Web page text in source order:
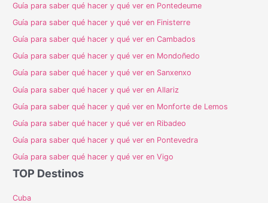
Guía para saber qué hacer y qué ver en Pontedeume
Guía para saber qué hacer y qué ver en Finisterre
Guía para saber qué hacer y qué ver en Cambados
Guía para saber qué hacer y qué ver en Mondoñedo
Guía para saber qué hacer y qué ver en Sanxenxo
Guía para saber qué hacer y qué ver en Allariz
Guía para saber qué hacer y qué ver en Monforte de Lemos
Guía para saber qué hacer y qué ver en Ribadeo
Guía para saber qué hacer y qué ver en Pontevedra
Guía para saber qué hacer y qué ver en Vigo
TOP Destinos
Cuba